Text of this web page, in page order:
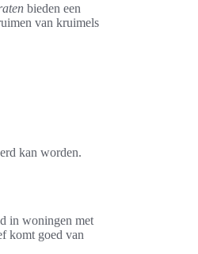
bieden een
van kruimels
kan worden.
in woningen met
komt goed van